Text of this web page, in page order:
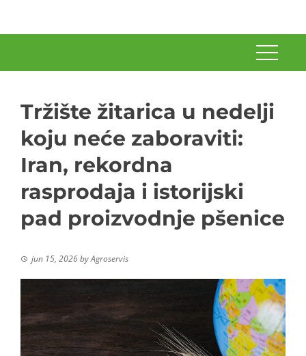
Tržište žitarica u nedelji
koju neće zaboraviti:
Iran, rekordna
rasprodaja i istorijski
pad proizvodnje pšenice
jun 15, 2026byAgroservis